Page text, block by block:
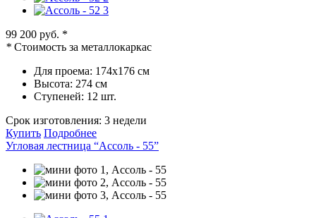
99 200 руб. *
* Стоимость за металлокаркас
Для проема: 174х176 см
Высота: 274 см
Ступеней: 12 шт.
Срок изготовления: 3 недели
Купить Подробнее
Угловая лестница “Ассоль - 55”